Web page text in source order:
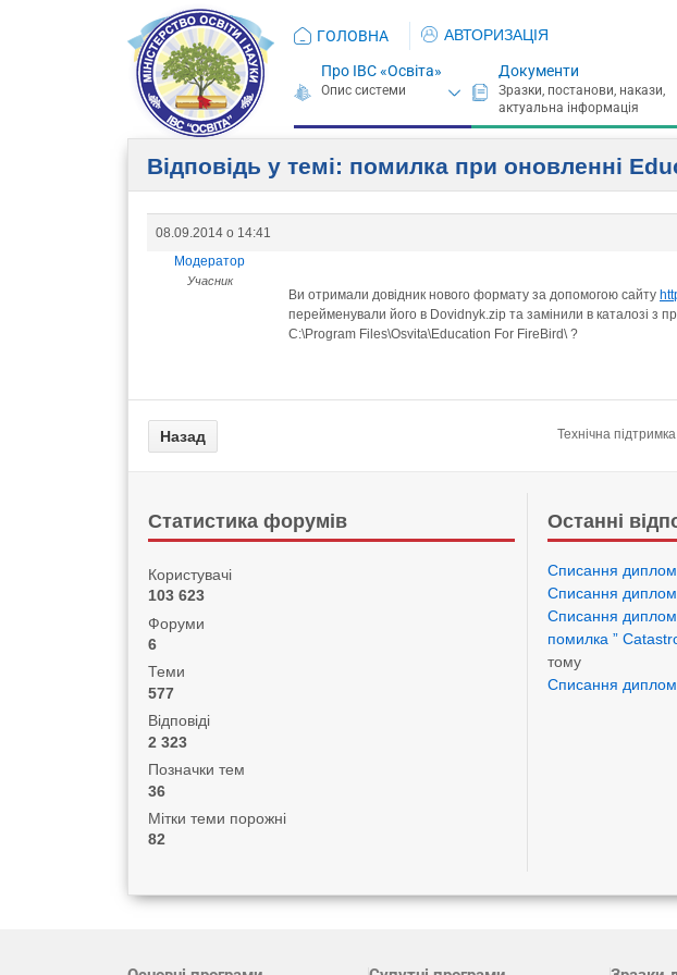
ГОЛОВНА АВТОРИЗАЦІЯ
Про ІВС «Освіта» Документи
Відповідь у темі: помилка при оновленні
08.09.2014 о 14:41
Модератор
Учасник
Ви отримали довідник нового формату за допомогою сайту
перейменували його в Dovidnyk.zip та замінили в каталозі з
C:\Program Files\Osvita\Education For FireBird\ ?
Технічна підтримка
Статистика форумів
Користувачі
103 623
Форуми
6
Теми
577
Відповіді
2 323
Позначки тем
36
Мітки теми порожні
82
Останні
Списання
Списання
Списання
помилка ”
тому
Списання